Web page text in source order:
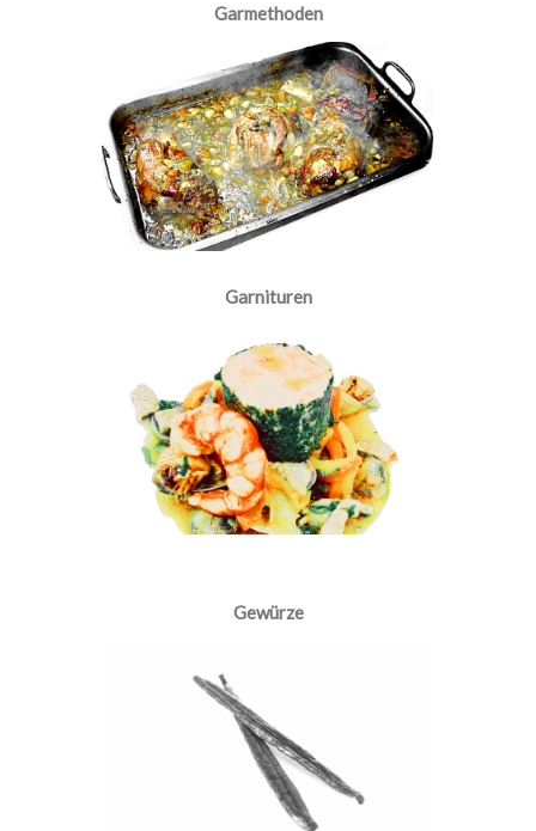
Garmethoden
Garnituren
Gewürze